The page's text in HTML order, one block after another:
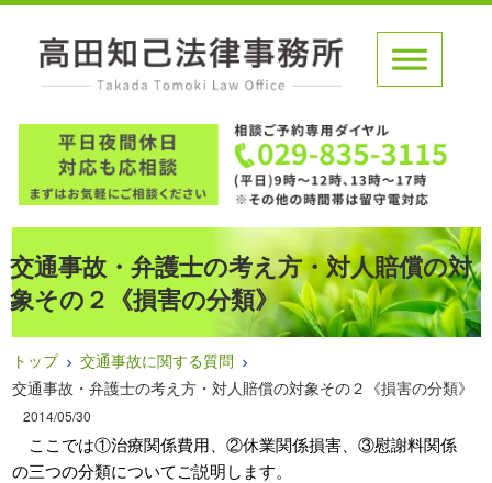
交通事故・弁護士の考え方・対人賠償の対
象その２《損害の分類》
トップ
交通事故に関する質問
交通事故・弁護士の考え方・対人賠償の対象その２《損害の分類》
2014/05/30
ここでは①治療関係費用、②休業関係損害、③慰謝料関係
の三つの分類についてご説明します。